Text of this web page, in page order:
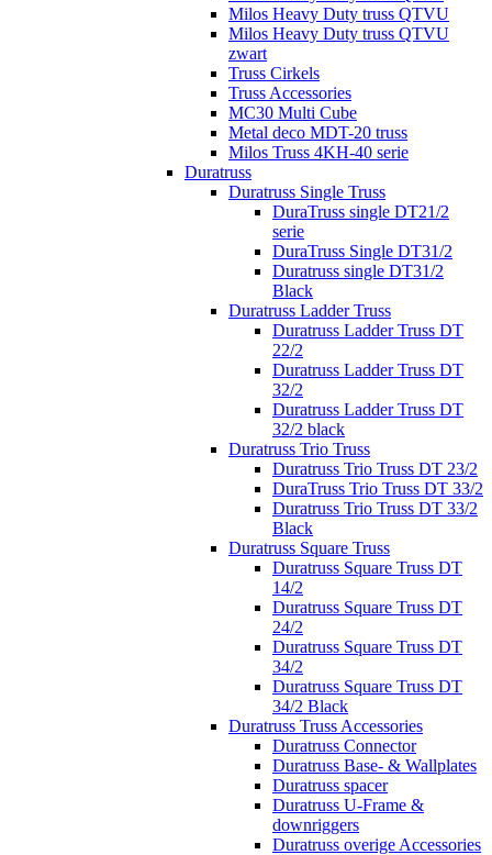
Milos Heavy Duty truss QTVU
Milos Heavy Duty truss QTVU
zwart
Truss Cirkels
Truss Accessories
MC30 Multi Cube
Metal deco MDT-20 truss
Milos Truss 4KH-40 serie
Duratruss
Duratruss Single Truss
DuraTruss single DT21/2
serie
DuraTruss Single DT31/2
Duratruss single DT31/2
Black
Duratruss Ladder Truss
Duratruss Ladder Truss DT
22/2
Duratruss Ladder Truss DT
32/2
Duratruss Ladder Truss DT
32/2 black
Duratruss Trio Truss
Duratruss Trio Truss DT 23/2
DuraTruss Trio Truss DT 33/2
Duratruss Trio Truss DT 33/2
Black
Duratruss Square Truss
Duratruss Square Truss DT
14/2
Duratruss Square Truss DT
24/2
Duratruss Square Truss DT
34/2
Duratruss Square Truss DT
34/2 Black
Duratruss Truss Accessories
Duratruss Connector
Duratruss Base- & Wallplates
Duratruss spacer
Duratruss U-Frame &
downriggers
Duratruss overige Accessories